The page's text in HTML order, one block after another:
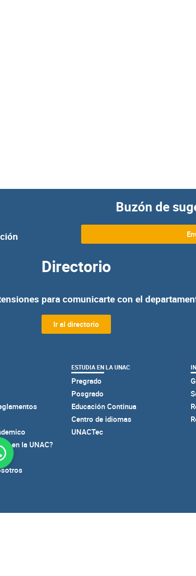
Buzón de
Directorio
para comunicarte con el
Ir al directorio
en la UNAC?
ESTUDIA EN LA UNAC
Pregrado
Posgrado
Educación Continua
Centro de idiomas
UNACTec